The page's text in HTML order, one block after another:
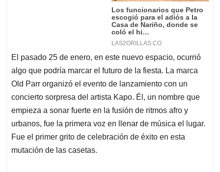
El pasado 25 de enero, en este nuevo espacio, ocurrió
algo que podría marcar el futuro de la fiesta. La marca
Old Parr organizó el evento de lanzamiento con un
concierto sorpresa del artista Kapo. Él, un nombre que
empieza a sonar fuerte en la fusión de ritmos afro y
urbanos, fue la primera voz en llenar de música el lugar.
Fue el primer grito de celebración de éxito en esta
mutación de las casetas.